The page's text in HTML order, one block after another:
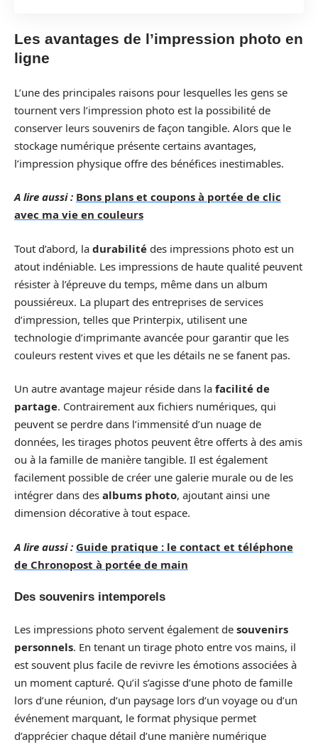
Les avantages de l’impression photo en
ligne
L’une des principales raisons pour lesquelles les gens se
tournent vers l’impression photo est la possibilité de
conserver leurs souvenirs de façon tangible. Alors que le
stockage numérique présente certains avantages,
l’impression physique offre des bénéfices inestimables.
A lire aussi : Bons plans et coupons à portée de clic
avec ma vie en couleurs
Tout d’abord, la durabilité des impressions photo est un
atout indéniable. Les impressions de haute qualité peuvent
résister à l’épreuve du temps, même dans un album
poussiéreux. La plupart des entreprises de services
d’impression, telles que Printerpix, utilisent une
technologie d’imprimante avancée pour garantir que les
couleurs restent vives et que les détails ne se fanent pas.
Un autre avantage majeur réside dans la facilité de
partage. Contrairement aux fichiers numériques, qui
peuvent se perdre dans l’immensité d’un nuage de
données, les tirages photos peuvent être offerts à des amis
ou à la famille de manière tangible. Il est également
facilement possible de créer une galerie murale ou de les
intégrer dans des albums photo, ajoutant ainsi une
dimension décorative à tout espace.
A lire aussi : Guide pratique : le contact et téléphone
de Chronopost à portée de main
Des souvenirs intemporels
Les impressions photo servent également de souvenirs
personnels. En tenant un tirage photo entre vos mains, il
est souvent plus facile de revivre les émotions associées à
un moment capturé. Qu’il s’agisse d’une photo de famille
lors d’une réunion, d’un paysage lors d’un voyage ou d’un
événement marquant, le format physique permet
d’apprécier chaque détail d’une manière numérique